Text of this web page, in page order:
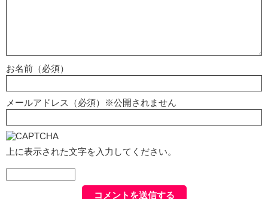
お名前（必須）
メールアドレス（必須）※公開されません
上に表示された文字を入力してください。